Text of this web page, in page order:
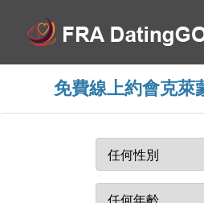
免費線上約會克萊